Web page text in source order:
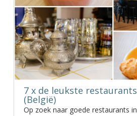
7 x de leukste
(België)
Op zoek naar goede restaurants